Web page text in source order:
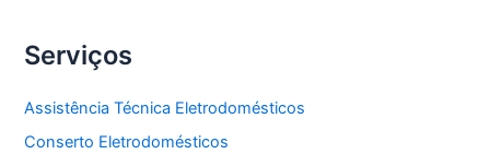
Serviços
Assistência Técnica Eletrodomésticos
Conserto Eletrodomésticos